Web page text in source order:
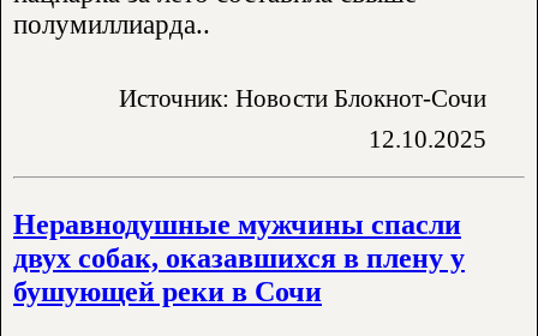
полумиллиарда..
Источник: Новости Блокнот-Сочи
12.10.2025
Неравнодушные мужчины спасли
двух собак, оказавшихся в плену у
бушующей реки в Сочи